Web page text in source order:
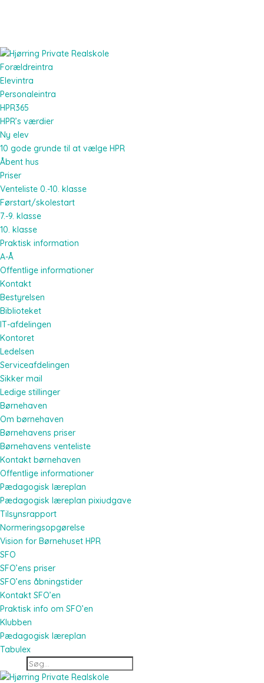
Forældreintra
Elevintra
Personaleintra
HPR365
HPR’s værdier
Ny elev
10 gode grunde til at vælge HPR
Åbent hus
Priser
Venteliste 0.-10. klasse
Førstart/skolestart
7.-9. klasse
10. klasse
Praktisk information
A-Å
Offentlige informationer
Kontakt
Bestyrelsen
Biblioteket
IT-afdelingen
Kontoret
Ledelsen
Serviceafdelingen
Sikker mail
Ledige stillinger
Børnehaven
Om børnehaven
Børnehavens priser
Børnehavens venteliste
Kontakt børnehaven
Offentlige informationer
Pædagogisk læreplan
Pædagogisk læreplan pixiudgave
Tilsynsrapport
Normeringsopgørelse
Vision for Børnehuset HPR
SFO
SFO’ens priser
SFO’ens åbningstider
Kontakt SFO’en
Praktisk info om SFO’en
Klubben
Pædagogisk læreplan
Tabulex